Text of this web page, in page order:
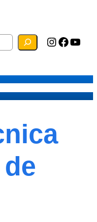
Instagram Facebook YouTube